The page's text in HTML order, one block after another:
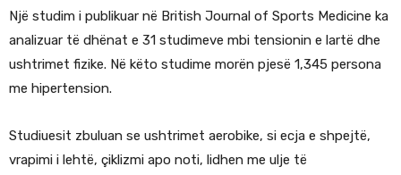
Një studim i publikuar në British Journal of Sports Medicine ka
analizuar të dhënat e 31 studimeve mbi tensionin e lartë dhe
ushtrimet fizike. Në këto studime morën pjesë 1,345 persona
me hipertension.
Studiuesit zbuluan se ushtrimet aerobike, si ecja e shpejtë,
vrapimi i lehtë, çiklizmi apo noti, lidhen me ulje të